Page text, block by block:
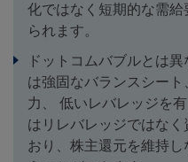
化ではなく短期的な需給
られます。
ドットコムバブルとは
は強固なバランスシー
力、 低いレバレッジを
はリレバレッジではな
おり、株主還元を維持